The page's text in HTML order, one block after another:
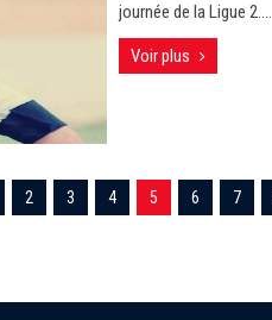
journée de la Ligue 2....
Voir plus
2 3 4 5 6 7